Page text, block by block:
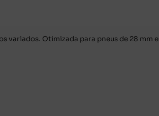
variados. Otimizada para pneus de 28 mm e